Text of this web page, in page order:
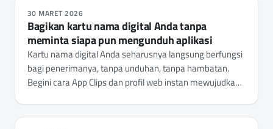
30 MARET 2026
Bagikan kartu nama digital Anda tanpa
meminta siapa pun mengunduh aplikasi
Kartu nama digital Anda seharusnya langsung berfungsi
bagi penerimanya, tanpa unduhan, tanpa hambatan.
Begini cara App Clips dan profil web instan mewujudkan